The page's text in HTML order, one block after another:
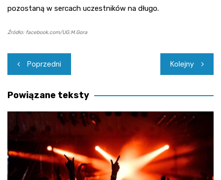
pozostaną w sercach uczestników na długo.
Źródło: facebook.com/UG.M.Gora
Nawigacja
wpisu
Poprzedni Kolejny
Powiązane teksty